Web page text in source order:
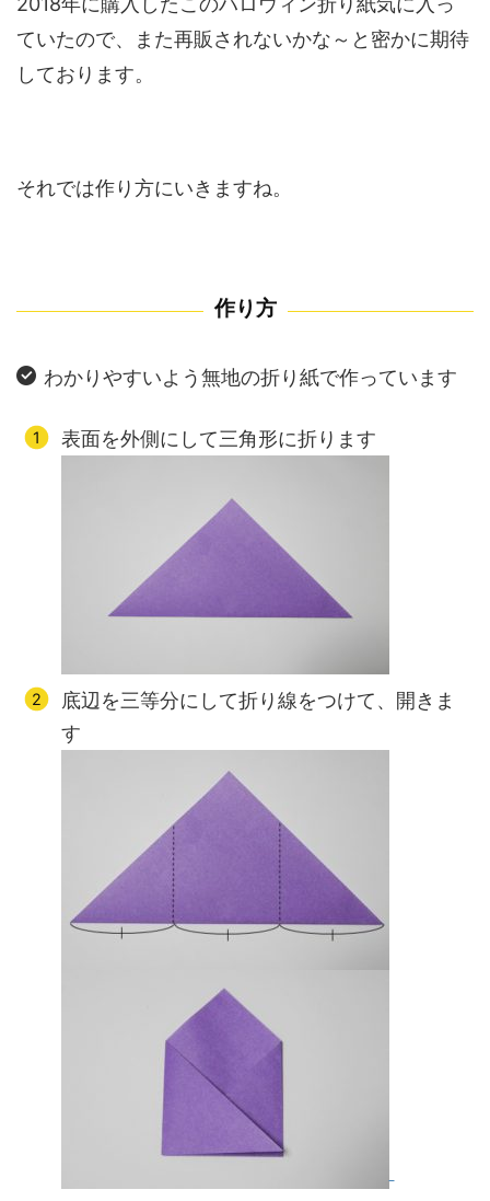
ていたので、また再販されないかな～と密かに期待
しております。
それでは作り方にいきますね。
作り方
わかりやすいよう無地の折り紙で作っています
表面を外側にして三角形に折ります
底辺を三等分にして折り線をつけて、開きま
す